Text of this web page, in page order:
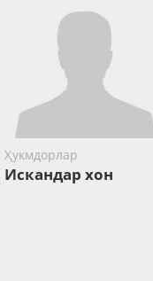
Ҳукмдорлар
Искандар хон